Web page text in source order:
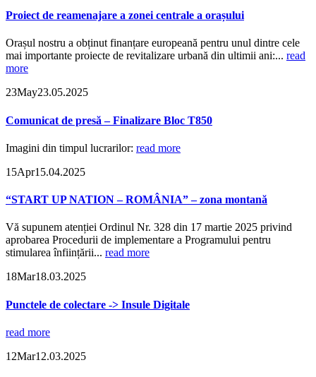
Proiect de reamenajare a zonei centrale a orașului
Orașul nostru a obținut finanțare europeană pentru unul dintre cele
mai importante proiecte de revitalizare urbană din ultimii ani:... read
more
23May23.05.2025
Comunicat de presă – Finalizare Bloc T850
Imagini din timpul lucrarilor: read more
15Apr15.04.2025
“START UP NATION – ROMÂNIA” – zona montană
Vă supunem atenției Ordinul Nr. 328 din 17 martie 2025 privind
aprobarea Procedurii de implementare a Programului pentru
stimularea înființării... read more
18Mar18.03.2025
Punctele de colectare -> Insule Digitale
read more
12Mar12.03.2025